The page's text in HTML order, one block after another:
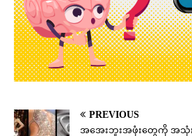
PREVIOUS
အအေးဘူးအဖုံးတွေကို အသုံး